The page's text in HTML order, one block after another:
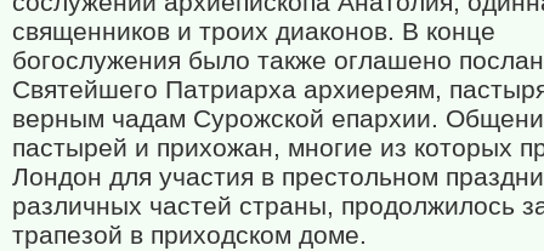
священников и троих диаконов. В конце
богослужения было также оглашено
Святейшего Патриарха архиереям,
верным чадам Сурожской епархии.
пастырей и прихожан, многие из которых
Лондон для участия в престольном
различных частей страны, продолжилось
трапезой в приходском доме.